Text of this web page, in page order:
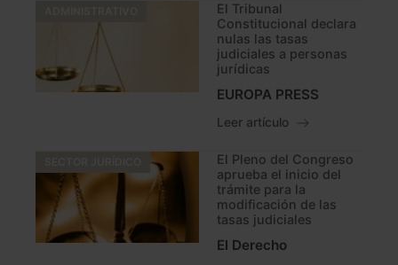
El Tribunal
Constitucional declara
nulas las tasas
judiciales a personas
jurídicas
EUROPA PRESS
Leer artículo
El Pleno del Congreso
aprueba el inicio del
trámite para la
modificación de las
tasas judiciales
El Derecho